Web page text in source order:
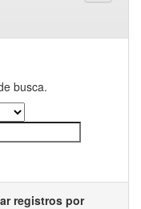
busca.
registros por